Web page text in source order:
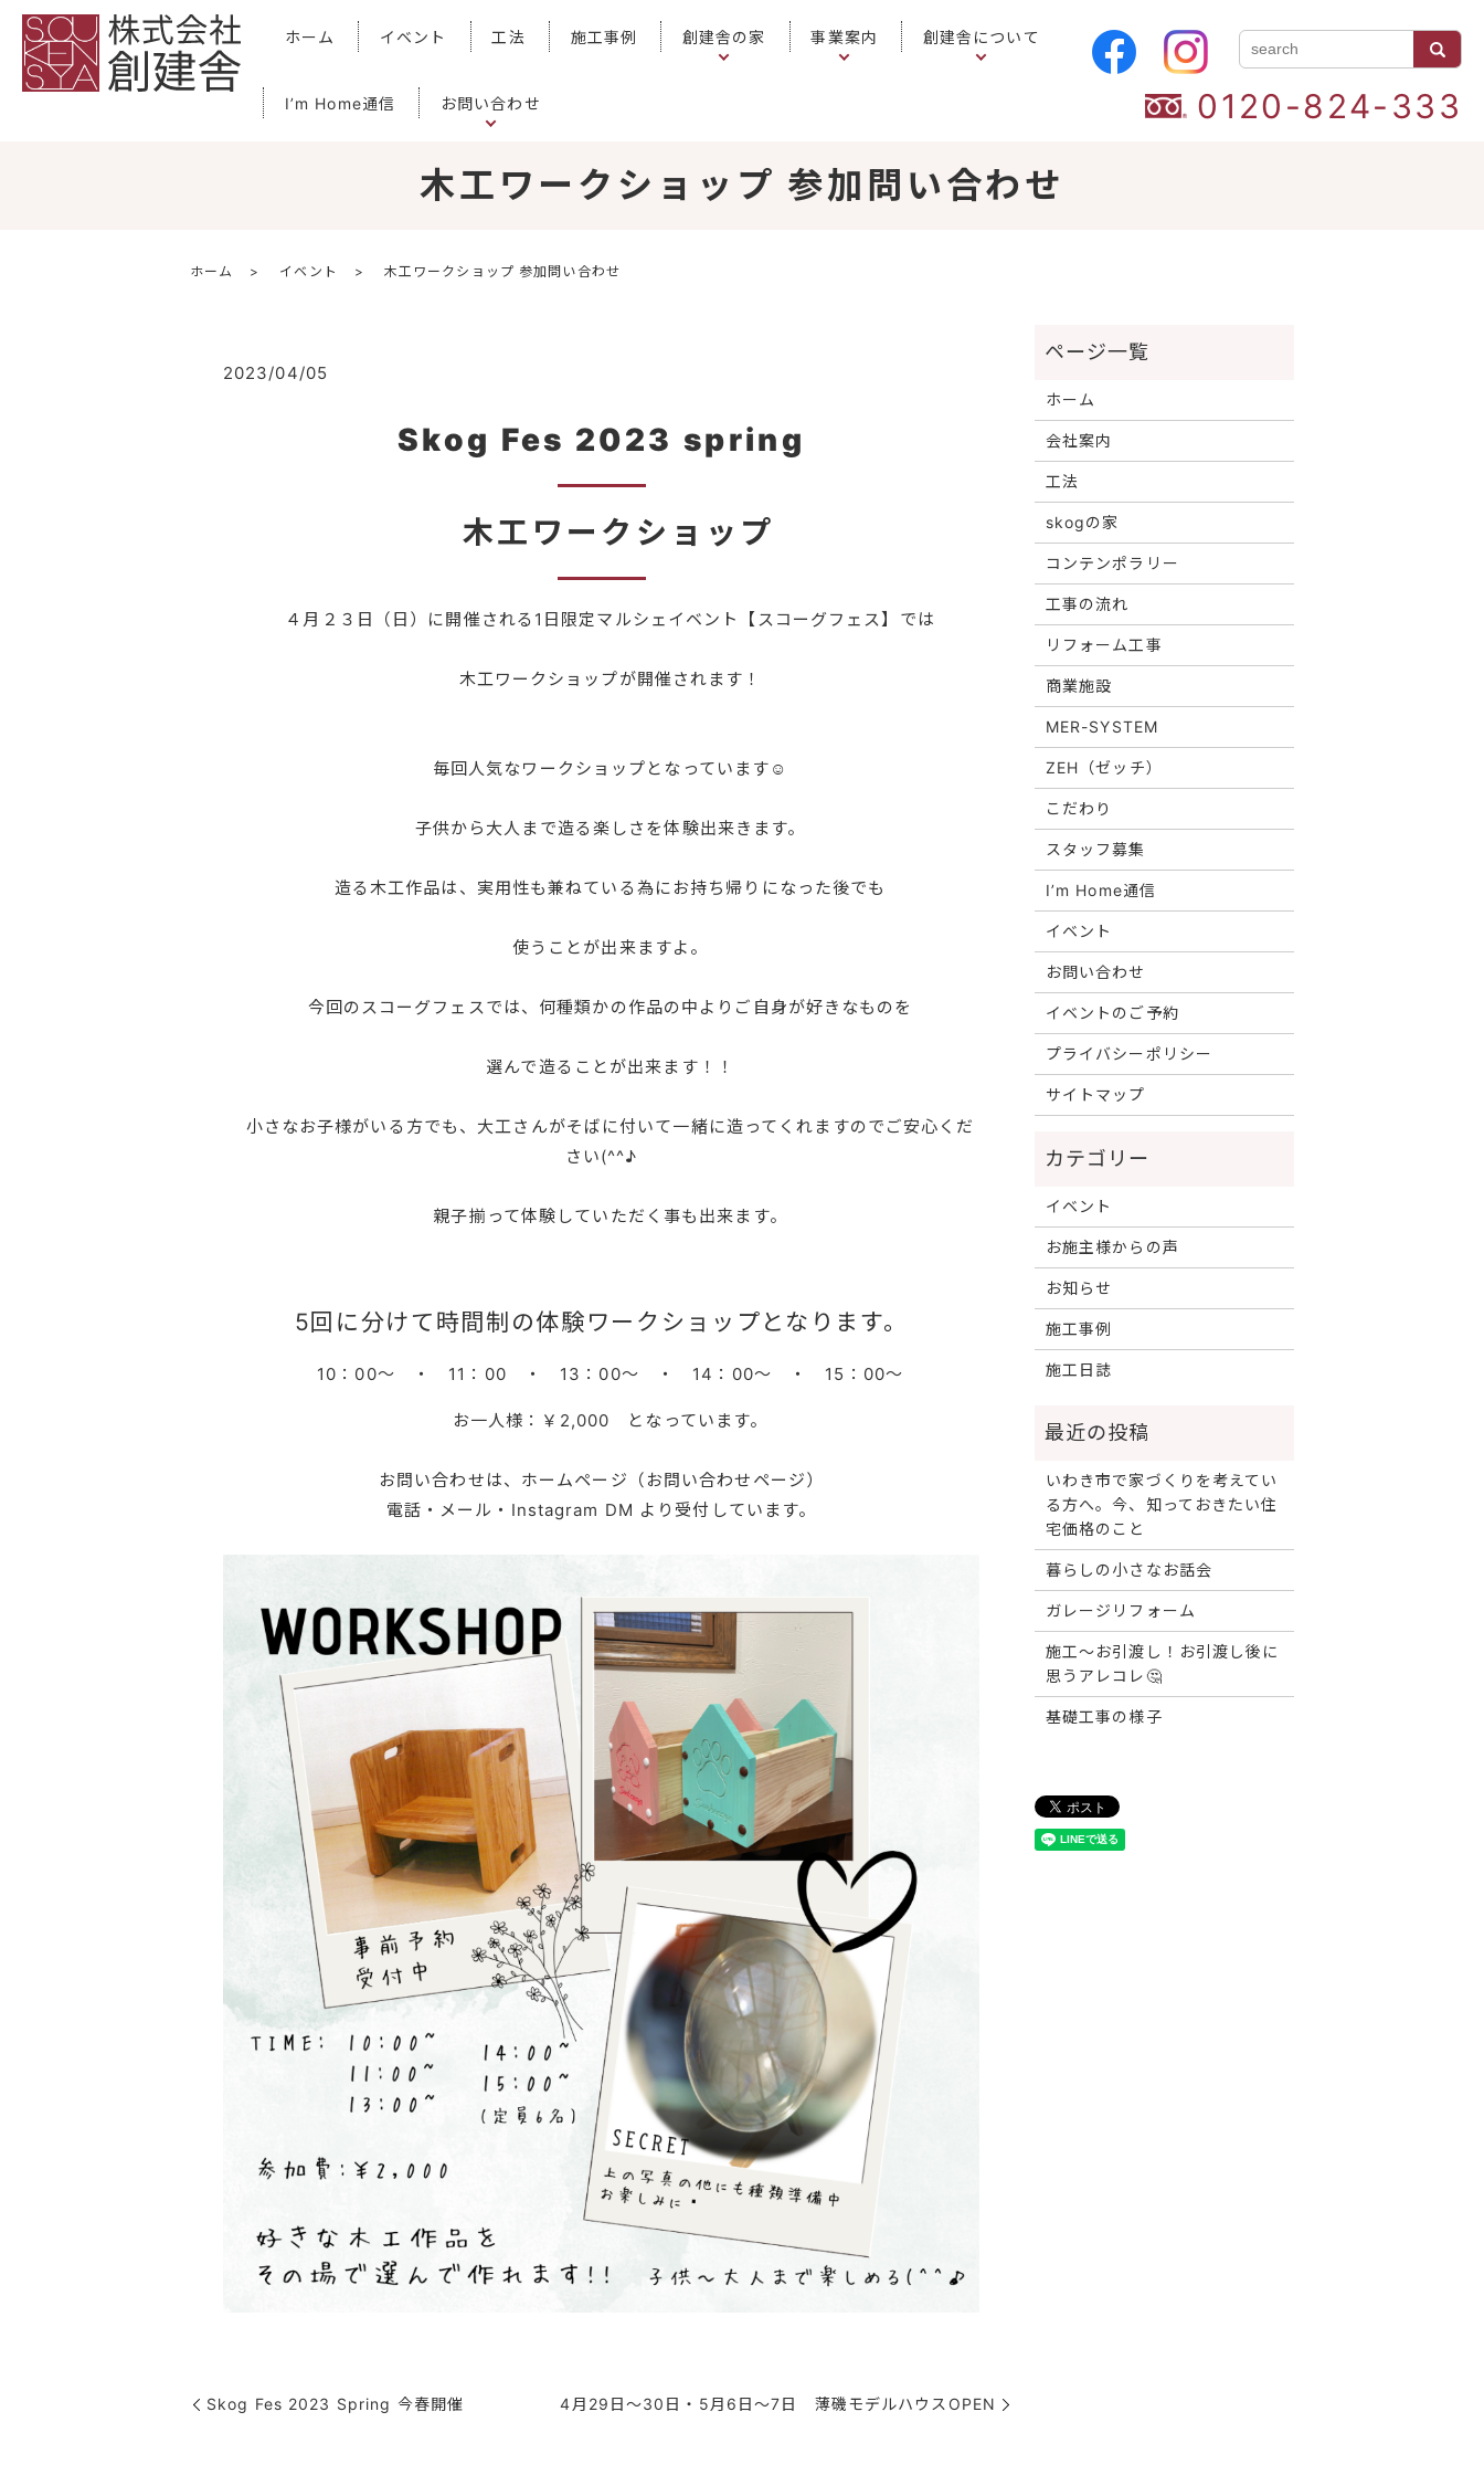
ホーム イベント 工法 施工事例 創建舎の家 事業案内 創建舎について
I’m Home通信 お問い合わせ 0120-824-333
木工ワークショップ 参加問い合わせ
ホーム イベント 木工ワークショップ 参加問い合わせ
2023/04/05
Skog Fes 2023 spring
木工ワークショップ
４月２３日（日）に開催される1日限定マルシェイベント【スコーグフェス】では
木工ワークショップが開催されます！
毎回人気なワークショップとなっています☺
子供から大人まで造る楽しさを体験出来きます。
造る木工作品は、実用性も兼ねている為にお持ち帰りになった後でも
使うことが出来ますよ。
今回のスコーグフェスでは、何種類かの作品の中よりご自身が好きなものを
選んで造ることが出来ます！！
小さなお子様がいる方でも、大工さんがそばに付いて一緒に造ってくれますのでご安心くだ
さい(^^♪
親子揃って体験していただく事も出来ます。
5回に分けて時間制の体験ワークショップとなります。
10：00～ ・ 11：00 ・ 13：00～ ・ 14：00～ ・ 15：00～
お一人様：￥2,000 となっています。
お問い合わせは、ホームページ（お問い合わせページ）
電話・メール・Instagram DM より受付しています。
Skog Fes 2023 Spring 今春開催 4月29日～30日・5月6日～7日 薄磯モデルハウスOPEN
ホーム
会社案内
工法
skogの家
コンテンポラリー
工事の流れ
リフォーム工事
商業施設
MER-SYSTEM
ZEH（ゼッチ）
こだわり
スタッフ募集
I’m Home通信
イベント
お問い合わせ
イベントのご予約
プライバシーポリシー
サイトマップ
イベント
お施主様からの声
お知らせ
施工事例
施工日誌
いわき市で家づくりを考えてい
る方へ。今、知っておきたい住
宅価格のこと
暮らしの小さなお話会
ガレージリフォーム
施工～お引渡し！お引渡し後に
思うアレコレ🤔
基礎工事の様子